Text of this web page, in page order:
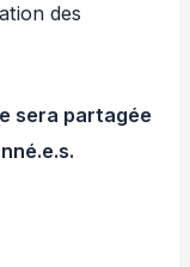
des
sera partagée